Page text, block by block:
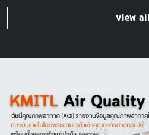
View all
Image